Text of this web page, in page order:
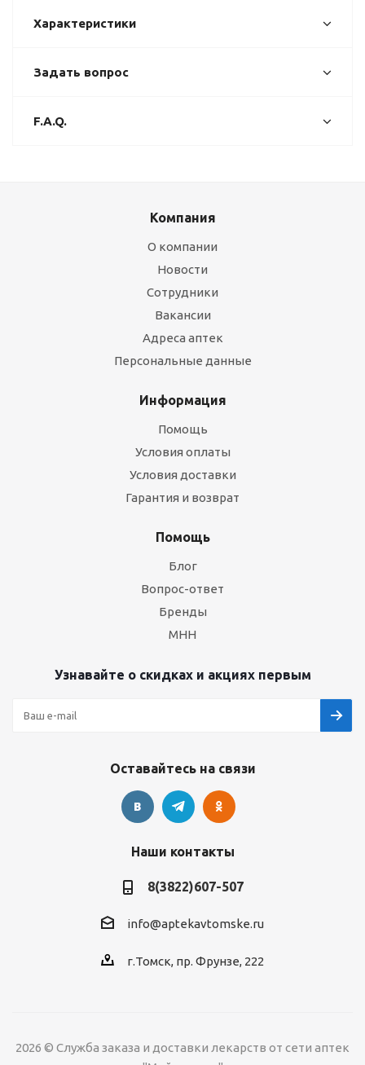
Характеристики
Задать вопрос
F.A.Q.
Компания
О компании
Новости
Сотрудники
Вакансии
Адреса аптек
Персональные данные
Информация
Помощь
Условия оплаты
Условия доставки
Гарантия и возврат
Помощь
Блог
Вопрос-ответ
Бренды
МНН
Узнавайте о скидках и акциях первым
Оставайтесь на связи
Наши контакты
8(3822)607-507
info@aptekavtomske.ru
г.Томск, пр. Фрунзе, 222
2026 © Служба заказа и доставки лекарств от сети аптек